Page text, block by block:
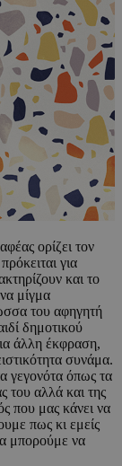
ορίζει τον
για
και το
μίγμα
του αφηγητή
δημοτικού
άλλη έκφραση,
συνάμα.
γεγονότα όπως τα
του αλλά και της
που μας κάνει να
πως κι εμείς
μπορούμε να